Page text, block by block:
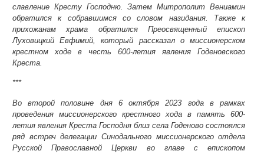
славление Кресту Господню. Затем Митрополит Вениамин
обратился к собравшимся со словом назидания. Также к
прихожанам храма обратился Преосвященный епископ
Луховицкий Евфимий, который рассказал о миссионерском
крестном ходе в честь 600-летия явления Годеновского
Креста.
***
Во второй половине дня 6 октября 2023 года в рамках
проведения миссионерского крестного хода в память 600-
летия явления Креста Господня близ села Годеново состоялся
ряд встреч делегации Синодального миссионерского отдела
Русской Православной Церкви во главе с епископом